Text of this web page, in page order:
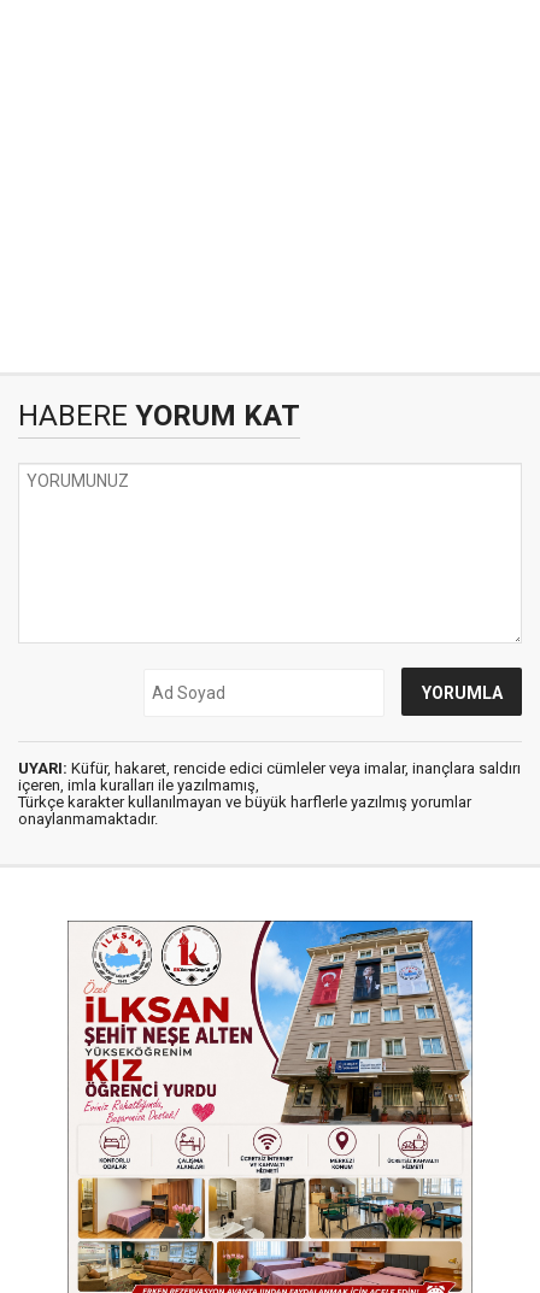
HABERE YORUM KAT
UYARI: Küfür, hakaret, rencide edici cümleler veya imalar, inançlara saldırı
içeren, imla kuralları ile yazılmamış,
Türkçe karakter kullanılmayan ve büyük harflerle yazılmış yorumlar
onaylanmamaktadır.